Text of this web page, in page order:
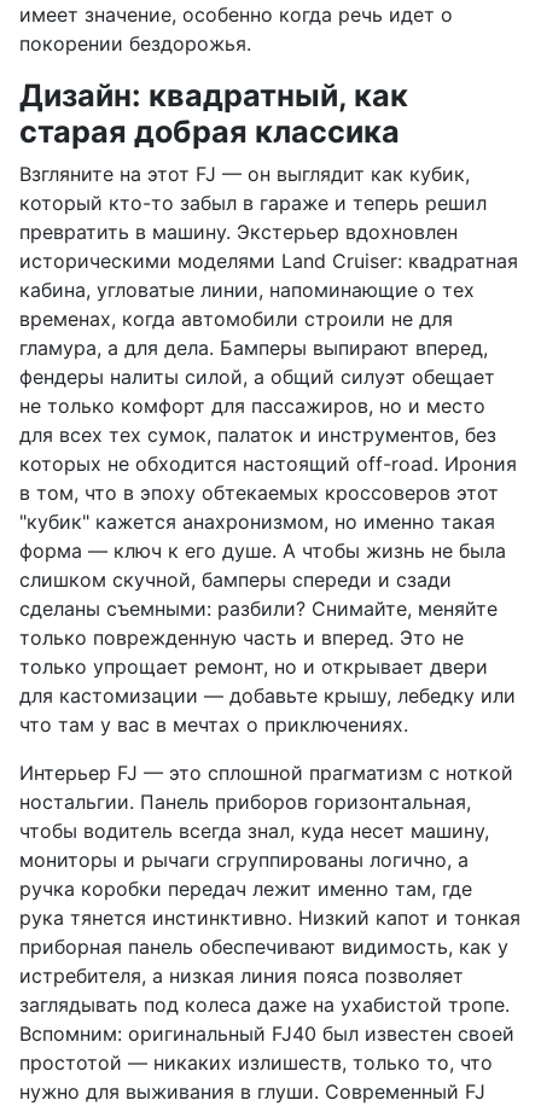
имеет значение, особенно когда речь идет о
покорении бездорожья.
Дизайн: квадратный, как
старая добрая классика
Взгляните на этот FJ — он выглядит как кубик,
который кто-то забыл в гараже и теперь решил
превратить в машину. Экстерьер вдохновлен
историческими моделями Land Cruiser: квадратная
кабина, угловатые линии, напоминающие о тех
временах, когда автомобили строили не для
гламура, а для дела. Бамперы выпирают вперед,
фендеры налиты силой, а общий силуэт обещает
не только комфорт для пассажиров, но и место
для всех тех сумок, палаток и инструментов, без
которых не обходится настоящий off-road. Ирония
в том, что в эпоху обтекаемых кроссоверов этот
"кубик" кажется анахронизмом, но именно такая
форма — ключ к его душе. А чтобы жизнь не была
слишком скучной, бамперы спереди и сзади
сделаны съемными: разбили? Снимайте, меняйте
только поврежденную часть и вперед. Это не
только упрощает ремонт, но и открывает двери
для кастомизации — добавьте крышу, лебедку или
что там у вас в мечтах о приключениях.
Интерьер FJ — это сплошной прагматизм с ноткой
ностальгии. Панель приборов горизонтальная,
чтобы водитель всегда знал, куда несет машину,
мониторы и рычаги сгруппированы логично, а
ручка коробки передач лежит именно там, где
рука тянется инстинктивно. Низкий капот и тонкая
приборная панель обеспечивают видимость, как у
истребителя, а низкая линия пояса позволяет
заглядывать под колеса даже на ухабистой тропе.
Вспомним: оригинальный FJ40 был известен своей
простотой — никаких излишеств, только то, что
нужно для выживания в глуши. Современный FJ